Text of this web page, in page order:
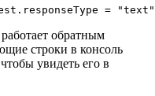
. responseType = "text"
обратным
строки в консоль
увидеть его в